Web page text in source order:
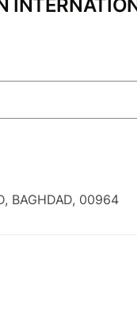
BAGHDAD, 00964